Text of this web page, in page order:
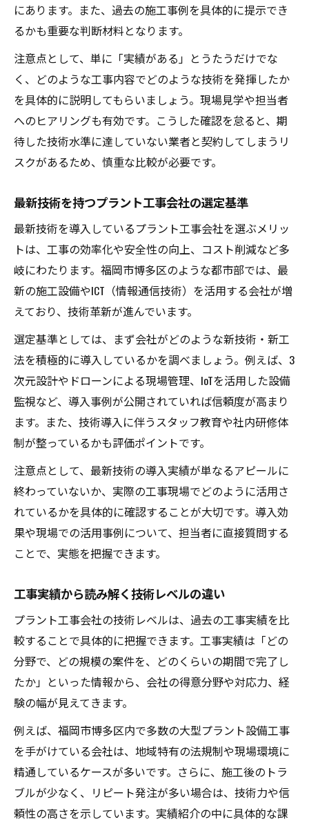
にあります。また、過去の施工事例を具体的に提示でき
るかも重要な判断材料となります。
注意点として、単に「実績がある」とうたうだけでな
く、どのような工事内容でどのような技術を発揮したか
を具体的に説明してもらいましょう。現場見学や担当者
へのヒアリングも有効です。こうした確認を怠ると、期
待した技術水準に達していない業者と契約してしまうリ
スクがあるため、慎重な比較が必要です。
最新技術を持つプラント工事会社の選定基準
最新技術を導入しているプラント工事会社を選ぶメリッ
トは、工事の効率化や安全性の向上、コスト削減など多
岐にわたります。福岡市博多区のような都市部では、最
新の施工設備やICT（情報通信技術）を活用する会社が増
えており、技術革新が進んでいます。
選定基準としては、まず会社がどのような新技術・新工
法を積極的に導入しているかを調べましょう。例えば、3
次元設計やドローンによる現場管理、IoTを活用した設備
監視など、導入事例が公開されていれば信頼度が高まり
ます。また、技術導入に伴うスタッフ教育や社内研修体
制が整っているかも評価ポイントです。
注意点として、最新技術の導入実績が単なるアピールに
終わっていないか、実際の工事現場でどのように活用さ
れているかを具体的に確認することが大切です。導入効
果や現場での活用事例について、担当者に直接質問する
ことで、実態を把握できます。
工事実績から読み解く技術レベルの違い
プラント工事会社の技術レベルは、過去の工事実績を比
較することで具体的に把握できます。工事実績は「どの
分野で、どの規模の案件を、どのくらいの期間で完了し
たか」といった情報から、会社の得意分野や対応力、経
験の幅が見えてきます。
例えば、福岡市博多区内で多数の大型プラント設備工事
を手がけている会社は、地域特有の法規制や現場環境に
精通しているケースが多いです。さらに、施工後のトラ
ブルが少なく、リピート発注が多い場合は、技術力や信
頼性の高さを示しています。実績紹介の中に具体的な課